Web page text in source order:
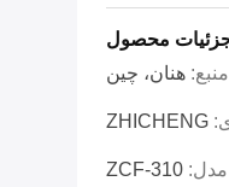
محصول
هنان، چین
ZHICHENG
ZCF-310